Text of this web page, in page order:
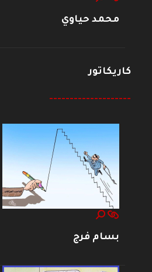
محمد حياوي
كاريكاتور
--------------------
بسام فرج